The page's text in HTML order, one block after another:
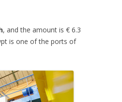
, and the amount is € 6.3
is one of the ports of